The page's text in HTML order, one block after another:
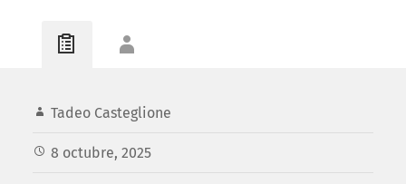
Tadeo Casteglione
8 octubre, 2025